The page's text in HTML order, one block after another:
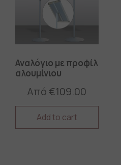
Αναλόγιο με προφίλ
αλουμίνιου
Από€109.00
Add to cart